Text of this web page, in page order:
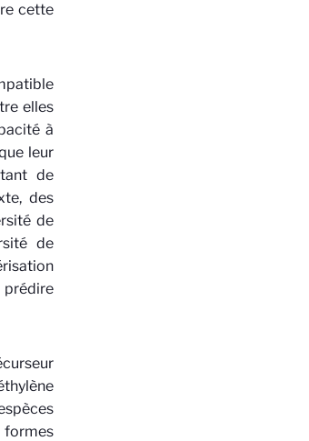
cette
elles
à
leur
de
des
de
de
prédire
formes